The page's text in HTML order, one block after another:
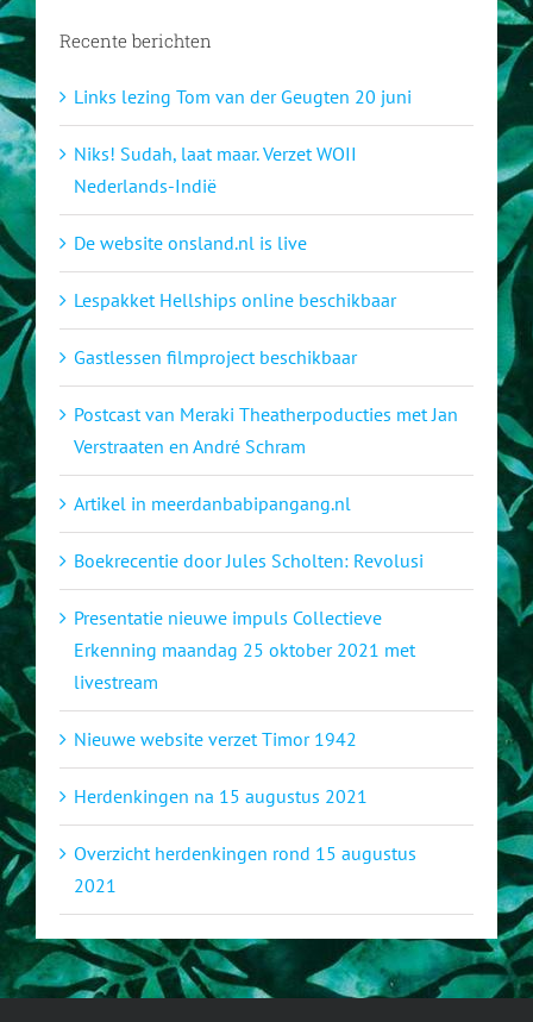
Recente berichten
Links lezing Tom van der Geugten 20 juni
Niks! Sudah, laat maar. Verzet WOII
Nederlands-Indië
De website onsland.nl is live
Lespakket Hellships online beschikbaar
Gastlessen filmproject beschikbaar
Postcast van Meraki Theatherpoducties met Jan
Verstraaten en André Schram
Artikel in meerdanbabipangang.nl
Boekrecentie door Jules Scholten: Revolusi
Presentatie nieuwe impuls Collectieve
Erkenning maandag 25 oktober 2021 met
livestream
Nieuwe website verzet Timor 1942
Herdenkingen na 15 augustus 2021
Overzicht herdenkingen rond 15 augustus
2021